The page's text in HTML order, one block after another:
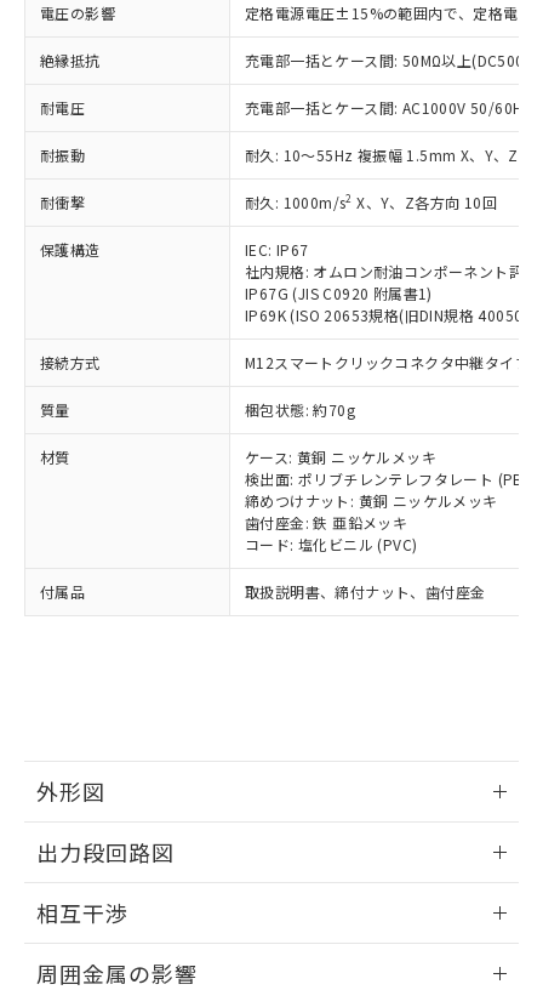
電圧の影響 定格電源電圧±15%の範囲内で、定格電
絶縁抵抗 充電部一括とケース間: 50MΩ以上(DC500V
耐電圧 充電部一括とケース間: AC1000V 50/60Hz
耐振動 耐久: 10～55Hz 複振幅 1.5mm X、Y、Z各
耐衝撃 耐久: 1000m/s2 X、Y、Z各方向 10回
保護構造
IEC: IP67
社内規格: オムロン耐油コンポーネント評
IP67G (JIS C0920 附属書1)
IP69K (ISO 20653規格(旧DIN規格 40050
接続方式 M12スマートクリックコネクタ中継タイプ
質量 梱包状態: 約70g
材質
ケース: 黄銅 ニッケルメッキ
検出面: ポリブチレンテレフタレート (PBT)
締めつけナット: 黄銅 ニッケルメッキ
歯付座金: 鉄 亜鉛メッキ
コード: 塩化ビニル (PVC)
付属品 取扱説明書、締付ナット、歯付座金
外形図
外形図
出力段回路図
出力段回路図
相互干渉
周囲金属の影響
本サービスの対象外となる商品もある
ことをご了承ください。
在庫状況および標準価格照会結果は、
記載している更新日時点での社内デー
タに基づき作成されるものであり、閲
覧された時点での実際の在庫および標
準価格とは異なる場合があることをご
了承ください。
正式な納期状況および標準価格はお客
様のお取引先、またはお客様担当のオ
ムロン制御機器販売店・当社販売員に
ご相談ください。
オムロン制御機器販売店や当社販売拠
販売ネットワーク
」をご確認
在庫状況および標準価格結果を当社の
事前の承諾なく第三者に漏洩または開
示しないようお願いします。
マイパーツ機能（部品リスト作成サー
ビス）をご利用いただくには、I-Web
メンバーズにご登録されている必要が
お客様が当ウェブサイト上で当社にご
登録された部品リストについて、当社
および当社の共同利用者が、当社の製
いたものが、含有品と判明した場合などや
むを得ず変更することがあります。
*EU RoHS指令（10物質）：
鉛(Pb) 1000ppm以下、 水銀(Hg) 1000ppm以下、 カド
ミウム(Cd) 100ppm以下、
六価クロム(Cr(Ⅵ)) 1000ppm以下、ポリ臭化ビフェニル
類(PBB) 1000ppm以下、ポリ臭化ジフェニルエーテル類
(PBDE) 1000ppm以下、フタル酸ビス(2-エチルヘキシ
ル) (DEHP)(別名：DOP) 1000ppm以下、フタル酸ブチ
ルベンジル（BBP） 1000ppm以下、フタル酸ジブチル
（DBP） 1000ppm以下、フタル酸ジイソブチル
但し、RoHS指令で産業用監視および制御機器に対する
フタル酸エステル類の４物質については閾値を超える意
図的な使用がないことを確認しています。
部品在庫の切り替え状況などにより、予定
月が前後することがあります。
※3 非含有証明書ダウンロード
※本証明書は発行日時点で非含有を証明す
るもので、過去に遡って非含有を証明する
ものではありません。
また、RoHS指令のフタル酸エステル類４
物質の対応では、対応完了までの期間は出
欄に対応日を記載しておりました。
既に当社にて対応品への在庫切替を完了
していることから、特段のことがない限
基準値を超えていることを示します。
「－」：未確認です。当社販売部門へお問
い合わせください。
Cr(Ⅵ)(六価クロム) : 1000ppm、 PBBs(ポリ臭化ビフェ
ニル類) : 1000ppm、 PBDEs(ポリ臭化ジフェニルエーテ
DBP(フタル酸ジブチル) : 1000ppm、 DIBP(フタル酸ジ
イソブチル) : 1000ppm、 BBP(フタル酸ブチルベンジ
DEHP(フタル酸ビス(2-エチルヘキシル)) : 1000ppm
※2 環境保護使用期限
「ｅ」：有害物質（10物質）のすべてが基
準値以下であることを示します。
「10」：通常の使用状況下において有害物
質が外部に漏えいし、環境に深刻な影響を
及ぼさない年数を意味します。
「－」：未確認です。当社販売部門へお問
い合わせください。
当社は、これら貴社製品のうち、外国
為替および外国貿易法に定める商品
（以下｢規制貨物等」という）を輸出
または国外への提供する場合は、日本
国政府の輸出許可(または役務取引許
可)を取得するなどの必要な手続きを
当社は規制貨物を破棄する場合は、完
全に破砕するなど、違法に輸出されな
いよう必要な手段を講じます。
当社は貴社製品を、核兵器、ミサイ
ル、化学兵器、生物兵器またはその他
武器並びにこれらの製造装置等に一切
使用いたしません。
当社は、貴社製品を第三者に販売する
場合は、上記1、2および3の内容を当
該第三者に通知します。また当社は、
販売先および販売に係わる関係者が違
法に輸出するおそれがある場合は、取
り引きをいたしません。
一定数以上の在庫あり
一定数には満たないが在庫あり
在庫なし(最新の在庫状況につ
いては、お客様のお取引先、ま
たはお客様担当のオムロン制御
機器販売店・当社販売員にご確
認ください)
受注生産機種、また在庫状況の
情報を公開していない機種